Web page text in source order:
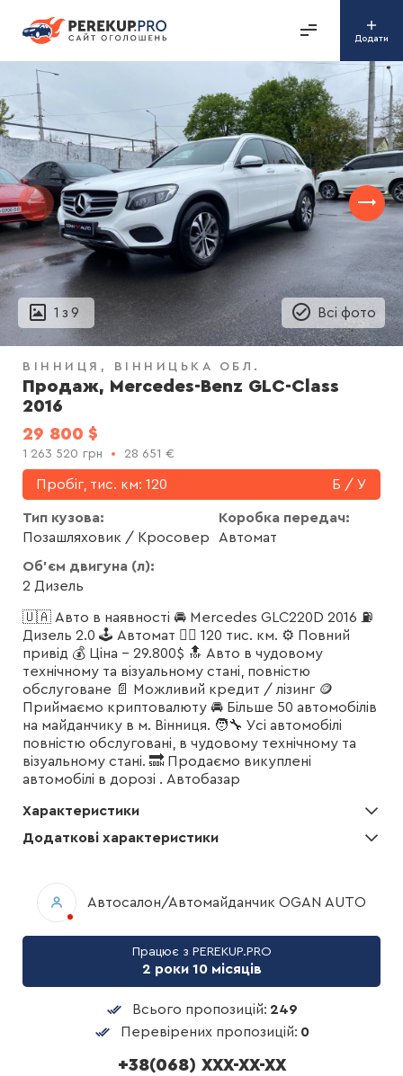
Додати
1 з 9 Всі фото
ВІННИЦЯ ВІННИЦЬКА ОБЛ.
Продаж, Mercedes-Benz GLC-Class
2016
29 800 $
1 263 520 грн 28 651 €
Пробіг, тис. км: 120 Б / У
Тип кузова:
Позашляховик / Кросовер
Коробка передач:
Автомат
Об'єм двигуна (л):
2 Дизель
🇺🇦 Авто в наявності 🚘 Mercedes GLC220D 2016 ⛽️
Дизель 2.0 🕹 Автомат 🏃‍♂️ 120 тис. км. ⚙️ Повний
привід 💰 Ціна - 29.800$ 🔝 Авто в чудовому
технічному та візуальному стані, повністю
обслуговане 📄 Можливий кредит / лізинг 🪙
Приймаємо криптовалюту 🚘 Більше 50 автомобілів
на майданчику в м. Вінниця. 🧑‍🔧 Усі автомобілі
повністю обслуговані, в чудовому технічному та
візуальному стані. 🔜 Продаємо викуплені
автомобілі в дорозі . Автобазар
Характеристики
Додаткові характеристики
Автосалон/Автомайданчик OGAN AUTO
Працює з PEREKUP.PRO
2 роки 10 місяців
Всього пропозицій: 249
Перевірених пропозицій: 0
+38(068) XXX-XX-XX